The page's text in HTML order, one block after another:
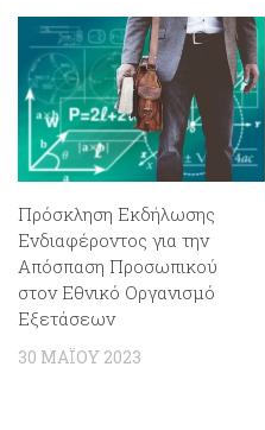
Πρόσκληση Εκδήλωσης
Ενδιαφέροντος για την
Απόσπαση Προσωπικού
στον Εθνικό Οργανισμό
Εξετάσεων
30 ΜΑΪ́ΟΥ 2023